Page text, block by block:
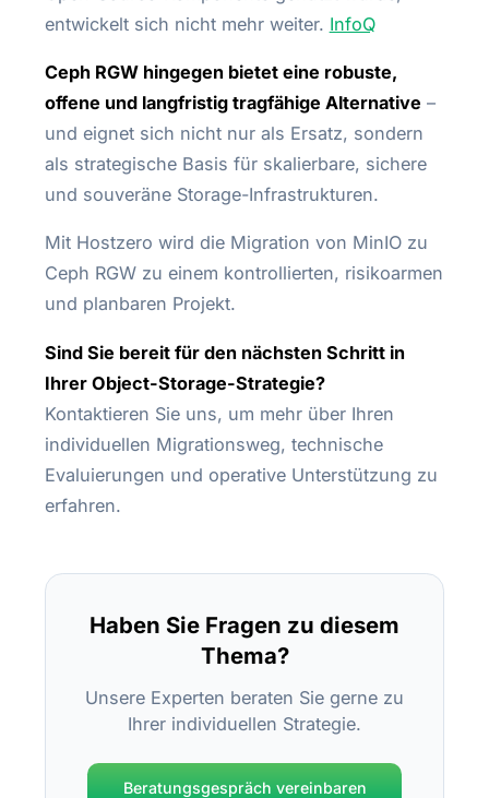
entwickelt sich nicht mehr weiter. InfoQ
Ceph RGW hingegen bietet eine robuste,
offene und langfristig tragfähige Alternative –
und eignet sich nicht nur als Ersatz, sondern
als strategische Basis für skalierbare, sichere
und souveräne Storage-Infrastrukturen.
Mit Hostzero wird die Migration von MinIO zu
Ceph RGW zu einem kontrollierten, risikoarmen
und planbaren Projekt.
Sind Sie bereit für den nächsten Schritt in
Ihrer Object-Storage-Strategie?
Kontaktieren Sie uns, um mehr über Ihren
individuellen Migrationsweg, technische
Evaluierungen und operative Unterstützung zu
erfahren.
Haben Sie Fragen zu diesem
Thema?
Unsere Experten beraten Sie gerne zu
Ihrer individuellen Strategie.
Beratungsgespräch vereinbaren